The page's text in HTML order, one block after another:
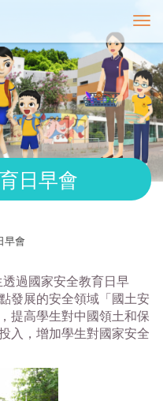
T
o
g
g
l
e
n
v
g
日早會
早會
過國家安全教育日早
發展的安全領域「國土安
提高學生對中國領土和保
入，增加學生對國家安全